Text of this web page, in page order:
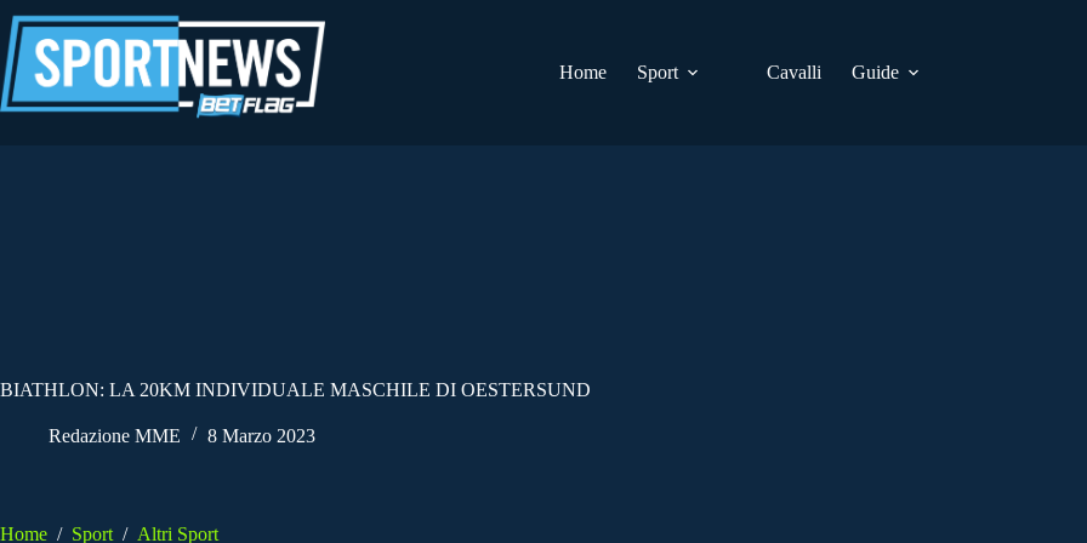
al
contenuto
Home
Sport Cavalli Guide
BIATHLON: LA 20KM INDIVIDUALE MASCHILE DI OESTERSUND
Redazione MME 8 Marzo 2023
Home / Sport / Altri Sport